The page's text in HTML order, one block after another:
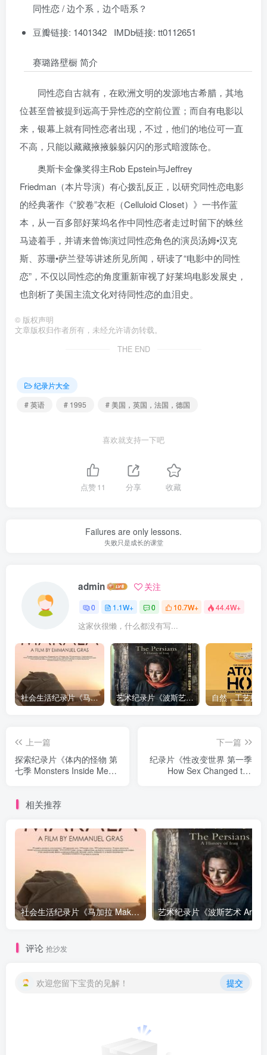
同性恋 / 边个系，边个唔系？
豆瓣链接: 1401342 IMDb链接: tt0112651
赛璐路壁橱 简介
同性恋自古就有，在欧洲文明的发源地古希腊，其地
位甚至曾被提到远高于异性恋的空前位置；而自有电影以
来，银幕上就有同性恋者出现，不过，他们的地位可一直
不高，只能以藏藏掖掖躲躲闪闪的形式暗渡陈仓。
奥斯卡金像奖得主Rob Epstein与Jeffrey
Friedman（本片导演）有心拨乱反正，以研究同性恋电影
的经典著作《“胶卷”衣柜（Celluloid Closet）》一书作蓝
本，从一百多部好莱坞名作中同性恋者走过时留下的蛛丝
马迹着手，并请来曾饰演过同性恋角色的演员汤姆•汉克
斯、苏珊•萨兰登等讲述所见所闻，研读了“电影中的同性
恋”，不仅以同性恋的角度重新审视了好莱坞电影发展史，
也剖析了美国主流文化对待同性恋的血泪史。
© 版权声明
文章版权归作者所有，未经允许请勿转载。
THE END
纪录片大全
# 英语
# 1995 # 美国，英国，法国，德国
喜欢就支持一下吧
点赞11 分享 收藏
Failures are only lessons.
失败只是成长的课堂
admin 关注
0 1.1W+ 0 10.7W+ 44.4W+
这家伙很懒，什么都没有写...
社会生活纪录片《马加拉 Makala》下载 艺术纪录片《波斯艺术 Art of Persia》下载
上一篇
探索纪录片《体内的怪物 第
七季 Monsters Inside Me
下一篇
纪录片《性改变世界 第一季
How Sex Changed the
相关推荐
社会生活纪录片《马加拉 Makala》下载
评论 抢沙发
欢迎您留下宝贵的见解！ 提交